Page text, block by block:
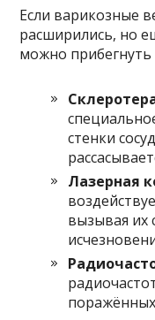
Если варикозные
расширились, но
можно
стенки
Лазерная
вызывая их